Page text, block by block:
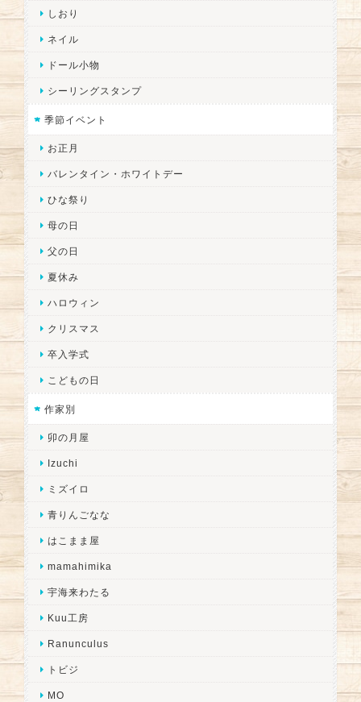
しおり
ネイル
ドール小物
シーリングスタンプ
季節イベント
お正月
バレンタイン・ホワイトデー
ひな祭り
母の日
父の日
夏休み
ハロウィン
クリスマス
卒入学式
こどもの日
作家別
卯の月屋
Izuchi
ミズイロ
青りんごなな
はこまま屋
mamahimika
宇海来わたる
Kuu工房
Ranunculus
トビジ
MO